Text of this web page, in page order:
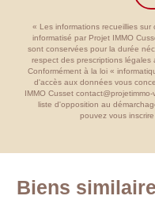
« Les informations recueillies
informatisé par Projet IMMO
sont conservées pour la durée
respect des prescriptions
Conformément à la loi «
d'accès aux données vous
IMMO Cusset
liste d'opposition au
pouvez vous inscrire
Biens